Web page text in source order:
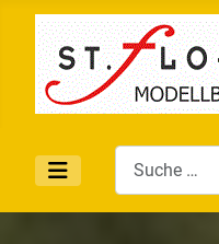
Search